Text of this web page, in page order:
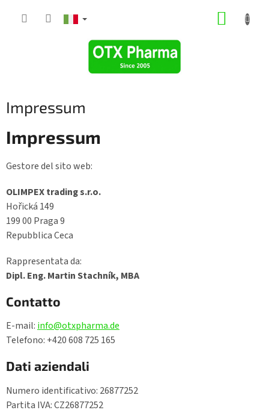
Impressum
Impressum
Gestore del sito web:
OLIMPEX trading s.r.o.
Hořická 149
199 00 Praga 9
Repubblica Ceca
Rappresentata da:
Dipl. Eng. Martin Stachník, MBA
Contatto
E-mail: info@otxpharma.de
Telefono: +420 608 725 165
Dati aziendali
Numero identificativo: 26877252
Partita IVA: CZ26877252